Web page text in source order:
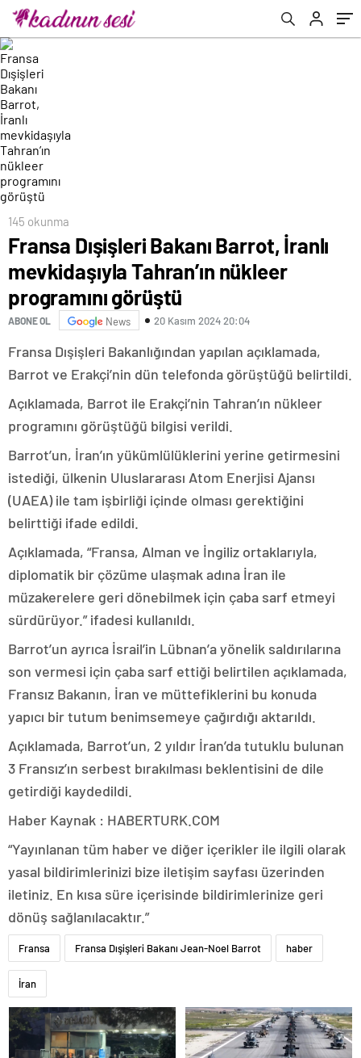
görüştü
145 okunma
Fransa Dışişleri Bakanı Barrot, İranlı
mevkidaşıyla Tahran’ın nükleer
programını görüştü
ABONE OL News 20 Kasım 2024 20:04
Fransa Dışişleri Bakanlığından yapılan açıklamada,
Barrot ve Erakçi’nin dün telefonda görüştüğü belirtildi.
Açıklamada, Barrot ile Erakçi’nin Tahran’ın nükleer
programını görüştüğü bilgisi verildi.
Barrot’un, İran’ın yükümlülüklerini yerine getirmesini
istediği, ülkenin Uluslararası Atom Enerjisi Ajansı
(UAEA) ile tam işbirliği içinde olması gerektiğini
belirttiği ifade edildi.
Açıklamada, “Fransa, Alman ve İngiliz ortaklarıyla,
diplomatik bir çözüme ulaşmak adına İran ile
müzakerelere geri dönebilmek için çaba sarf etmeyi
sürdürüyor.” ifadesi kullanıldı.
Barrot’un ayrıca İsrail’in Lübnan’a yönelik saldırılarına
son vermesi için çaba sarf ettiği belirtilen açıklamada,
Fransız Bakanın, İran ve müttefiklerini bu konuda
yapıcı bir tutum benimsemeye çağırdığı aktarıldı.
Açıklamada, Barrot’un, 2 yıldır İran’da tutuklu bulunan
3 Fransız’ın serbest bırakılması beklentisini de dile
getirdiği kaydedildi.
Haber Kaynak : HABERTURK.COM
“Yayınlanan tüm haber ve diğer içerikler ile ilgili olarak
yasal bildirimlerinizi bize iletişim sayfası üzerinden
iletiniz. En kısa süre içerisinde bildirimlerinize geri
dönüş sağlanılacaktır.”
Fransa Fransa Dışişleri Bakanı Jean-Noel Barrot haber
İran